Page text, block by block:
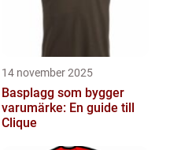
14 november 2025
Basplagg som bygger
varumärke: En guide till
Clique